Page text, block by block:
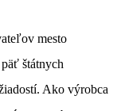
mesto
štátnych
Ako výrobca